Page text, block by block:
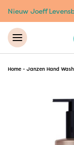
Nieuw Joeff
Home - Janzen Hand